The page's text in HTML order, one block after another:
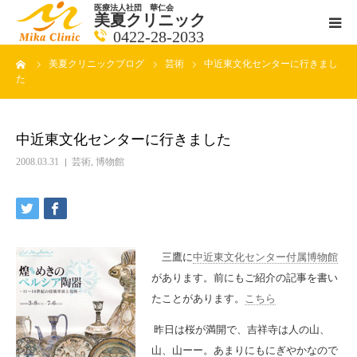
医療法人社団 華仁会
美夏クリニック
0422-28-2033
美夏クリニックブログ 芸術
中近東文化センターに行きまし
た
中近東文化センターに行きました
2008.03.31 芸術, 博物館
三鷹に中近東文化センター付属博物館
があります。前にもご紹介の記事を書い
たことがあります。 こちら
昨日は桜が満開で、吉祥寺は人の山、
山、山ーー。あまりにもにぎやかなので
医師紹介
クリニックの紹介
アクセス
メールで相談
ブログ一覧ページ
料金一覧 new